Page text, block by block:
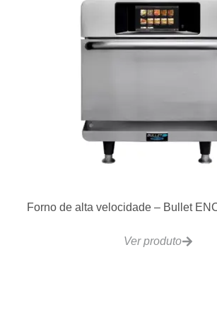
Ver produto